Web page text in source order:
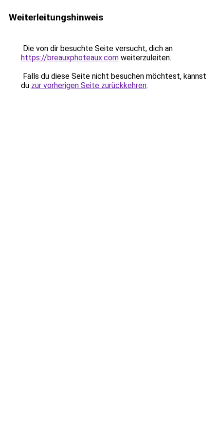
Weiterleitungshinweis
Die von dir besuchte Seite versucht, dich an
https://breauxphoteaux.com weiterzuleiten.
Falls du diese Seite nicht besuchen möchtest, kannst
du zur vorherigen Seite zurückkehren.